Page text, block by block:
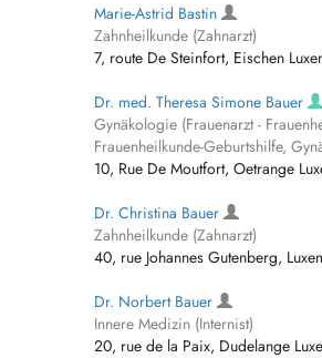
Marie-Astrid Bastin
Zahnheilkunde (Zahnarzt)
7, route De Steinfort, Eischen
Dr. med. Theresa Simone Bauer
Gynäkologie (Frauenarzt -
Frauenheilkunde-Geburtshilfe,
10, Rue De Moutfort, Oetrange
Dr. Christina Bauer
Zahnheilkunde (Zahnarzt)
40, rue Johannes Gutenberg,
Dr. Norbert Bauer
Innere Medizin (Internist)
20, rue de la Paix, Dudelange